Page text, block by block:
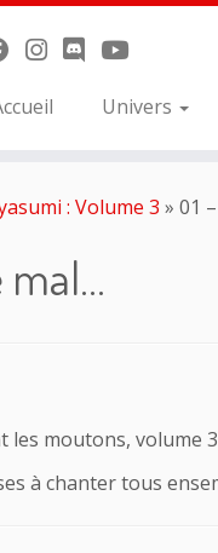
Univers
: Volume 3 » 01
mal…
les moutons, volume
à chanter tous